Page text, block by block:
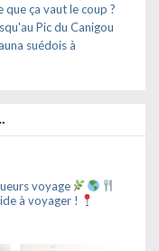
que ça vaut le coup ?
Pic du Canigou
suédois à
voyage
à voyager !